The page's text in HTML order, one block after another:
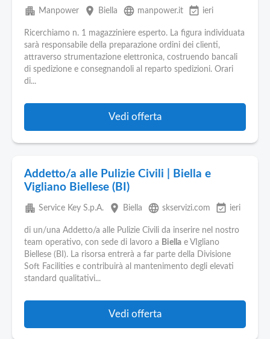
apartment Manpower place Biella language manpower.it event_available ieri
Ricerchiamo n. 1 magazziniere esperto. La figura individuata
sarà responsabile della preparazione ordini dei clienti,
attraverso strumentazione elettronica, costruendo bancali
di spedizione e consegnandoli al reparto spedizioni. Orari
di...
Vedi offerta
Addetto/a alle Pulizie Civili | Biella e
Vigliano Biellese (BI)
apartment Service Key S.p.A. place Biella language skservizi.com event_available ieri
di un/una Addetto/a alle Pulizie Civili da inserire nel nostro
team operativo, con sede di lavoro a Biella e VIgliano
Biellese (BI). La risorsa entrerà a far parte della Divisione
Soft Facilities e contribuirà al mantenimento degli elevati
standard qualitativi...
Vedi offerta